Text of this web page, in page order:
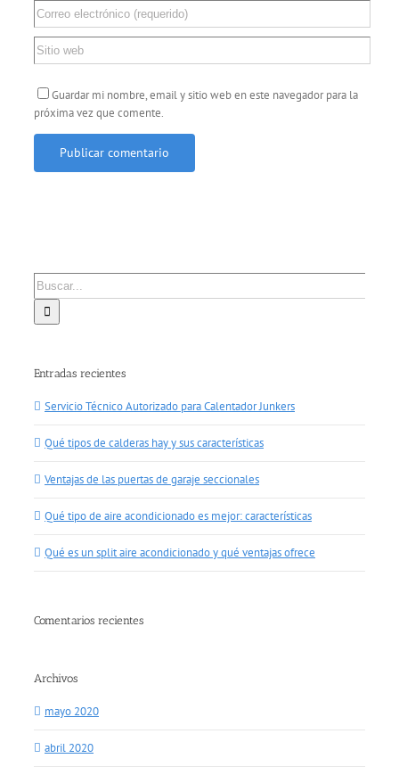
Guardar mi nombre, email y sitio web en este navegador para la
próxima vez que comente.
Buscar:
Entradas recientes
Servicio Técnico Autorizado para Calentador Junkers
Qué tipos de calderas hay y sus características
Ventajas de las puertas de garaje seccionales
Qué tipo de aire acondicionado es mejor: características
Qué es un split aire acondicionado y qué ventajas ofrece
Comentarios recientes
Archivos
mayo 2020
abril 2020